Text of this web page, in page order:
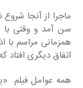
ماجرا از آنجا
همزمانی مراسم
اتفاق دیگری افتاد
همه عوامل فیلم